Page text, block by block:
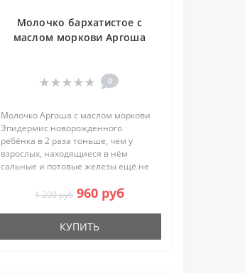
Молочко бархатистое с
маслом моркови Аргоша
0
Молочко Аргоша с маслом моркови
Эпидермис новорожденного
ребёнка в 2 раза тоньше, чем у
взрослых, находящиеся в нём
сальные и потовые железы ещё не
ороговевшие кератиновые чешуйки
1 200 руб 960 руб
КУПИТЬ